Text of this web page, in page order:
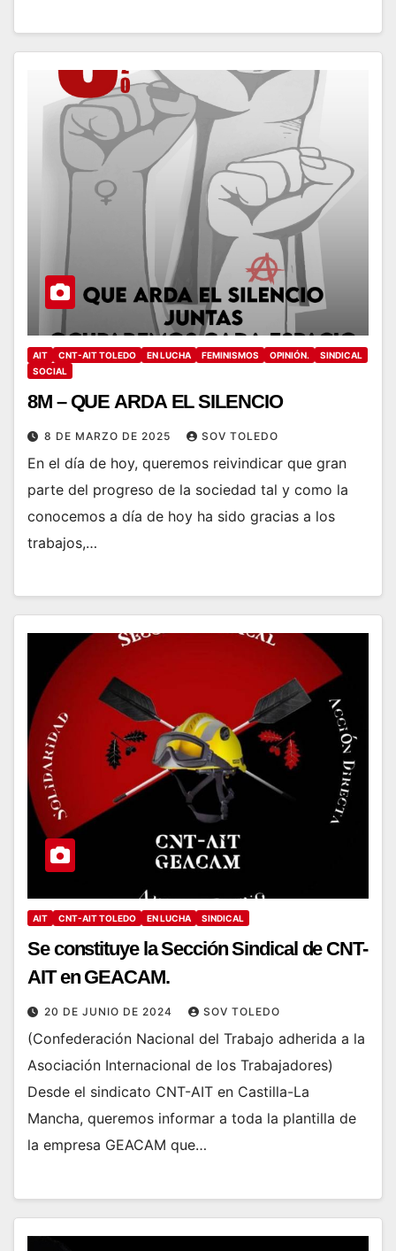
AIT CNT-AIT TOLEDO EN LUCHA FEMINISMOS OPINIÓN.
SINDICAL
SOCIAL
8M – QUE ARDA EL SILENCIO
8 DE MARZO DE 2025 SOV TOLEDO
En el día de hoy, queremos reivindicar que gran
parte del progreso de la sociedad tal y como la
conocemos a día de hoy ha sido gracias a los
trabajos,…
AIT CNT-AIT TOLEDO EN LUCHA SINDICAL
Se constituye la Sección Sindical de CNT-
AIT en GEACAM.
20 DE JUNIO DE 2024 SOV TOLEDO
(Confederación Nacional del Trabajo adherida a la
Asociación Internacional de los Trabajadores)
Desde el sindicato CNT-AIT en Castilla-La
Mancha, queremos informar a toda la plantilla de
la empresa GEACAM que…